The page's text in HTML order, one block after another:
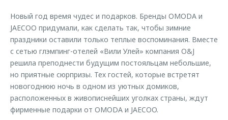
Оригинальные аксессуары
Запчасти
Трейд-ин
Калькулятор трейд-ин
Аксессуары
Одежда и сувениры
Оригинальные аксессуары
Запчасти
Новый год время чудес и подарков. Бренды OMODA и
JAECOO придумали, как сделать так, чтобы зимние
праздники оставили только теплые воспоминания. Вместе
с сетью глэмпинг-отелей «Вили Улей» компания O&J
решила преподнести будущим постояльцам небольшие,
но приятные сюрпризы. Тех гостей, которые встретят
новогоднюю ночь в одном из уютных домиков,
расположенных в живописнейших уголках страны, ждут
фирменные подарки от OMODA и JAECOO.